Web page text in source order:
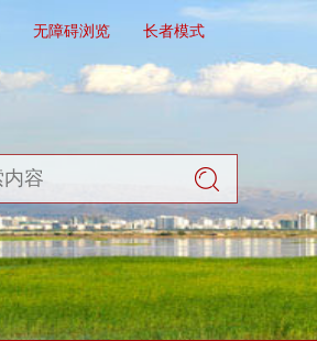
无障碍浏览 长者模式